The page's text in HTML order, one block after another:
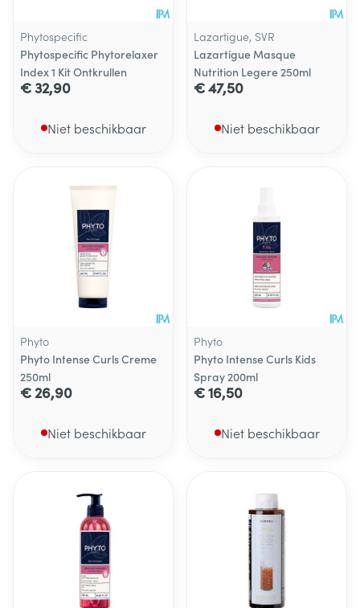
Phytospecific
Phytospecific Phytorelaxer
Index 1 Kit Ontkrullen
€ 32,90
Niet beschikbaar
Lazartigue, SVR
Lazartigue Masque
Nutrition Legere 250ml
€ 47,50
Niet beschikbaar
Phyto
Phyto Intense Curls Creme
250ml
€ 26,90
Niet beschikbaar
Phyto
Phyto Intense Curls Kids
Spray 200ml
€ 16,50
Niet beschikbaar